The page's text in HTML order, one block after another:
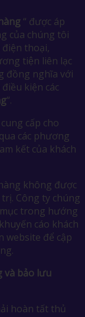
“ được áp
của chúng tôi
thoại,
tiện liên lạc
đồng nghĩa với
kiện các
“.
cấp cho
các phương
kết của khách
không được
Công ty chúng
trong hướng
cáo khách
website để cập
và bảo lưu
hoàn tất thủ